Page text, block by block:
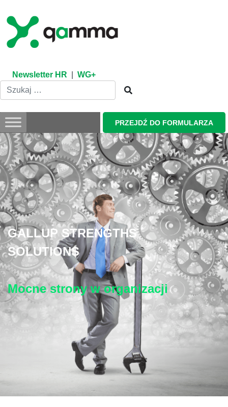
content
Newsletter HR WG+
PRZEJDŹ DO FORMULARZA
GALLUP STRENGTHS
SOLUTIONS
Mocne strony w organizacji